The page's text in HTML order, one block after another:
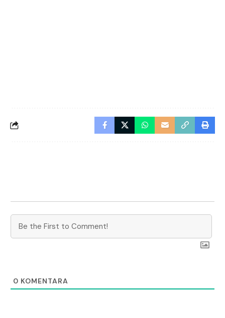
0 KOMENTARA